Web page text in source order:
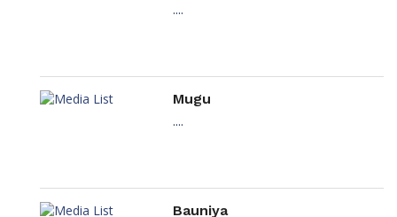
....
Mugu
....
Bauniya